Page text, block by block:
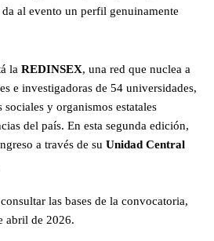
al evento un perfil genuinamente
la REDINSEX, una red que nuclea a
e investigadoras de 54 universidades,
y organismos estatales
del país. En esta segunda edición,
a través de su Unidad Central
las bases de la convocatoria,
abril de 2026.